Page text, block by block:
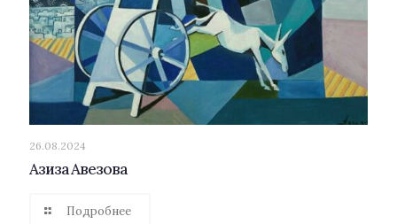
26.08.2024
Азиза Авезова
Подробнее